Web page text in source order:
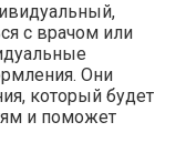
с врачом или
Они
который будет
и поможет